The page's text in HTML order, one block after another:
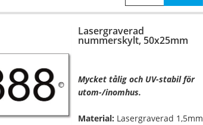
Lasergraverad
nummerskylt, 50x25mm
Mycket tålig och UV-stabil för
utom-/inomhus.
Material: Lasergraverad 1,5mm